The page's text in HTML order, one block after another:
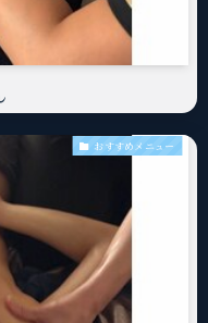
おすすめメニュー